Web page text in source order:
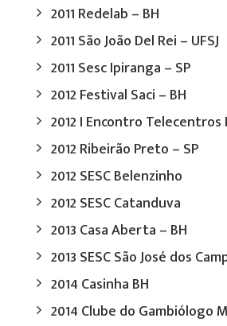
2011 Redelab – BH
2011 São João Del Rei – UFSJ
2011 Sesc Ipiranga – SP
2012 Festival Saci – BH
2012 I Encontro
2012 Ribeirão Preto – SP
2012 SESC Belenzinho
2012 SESC Catanduva
2013 Casa Aberta – BH
2013 SESC São José dos
2014 Casinha BH
2014 Clube do Gambiólogo